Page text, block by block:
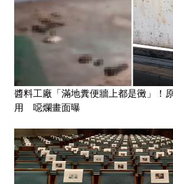
醬料工廠「滿地糞便牆上都是黴」！
用 噁爛畫面曝